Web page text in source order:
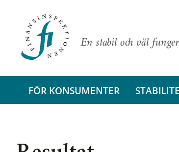
En stabil och väl
FÖR KONSUMENTER